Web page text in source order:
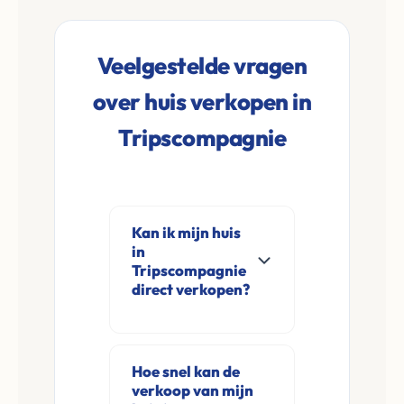
Veelgestelde vragen
over huis verkopen in
Tripscompagnie
Kan ik mijn huis
in
Tripscompagnie
direct verkopen?
direct aan in
Hoe snel kan de
verkoop van mijn